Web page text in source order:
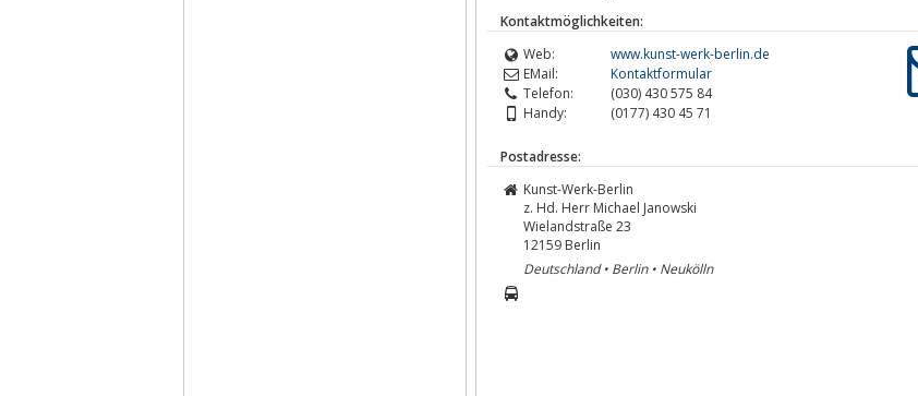
Kontaktmöglichkeiten:
Web:
www.kunst-werk-berlin.de
EMail:
Kontaktformular
Telefon:
(030) 430 575 84
Handy:
(0177) 430 45 71
Postadresse:
Kunst-Werk-Berlin
z. Hd. Herr Michael Janowski
Wielandstraße 23
12159 Berlin
Deutschland • Berlin • Neukölln